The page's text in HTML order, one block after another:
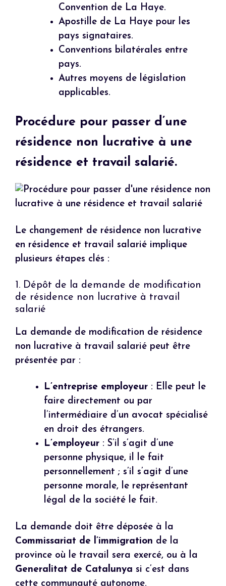
Convention de La Haye.
Apostille de La Haye pour les
pays signataires.
Conventions bilatérales entre
pays.
Autres moyens de législation
applicables.
Procédure pour passer d’une
résidence non lucrative à une
résidence et travail salarié.
Le changement de résidence non lucrative
en résidence et travail salarié implique
plusieurs étapes clés :
1. Dépôt de la demande de modification
de résidence non lucrative à travail
salarié
La demande de modification de résidence
non lucrative à travail salarié peut être
présentée par :
L’entreprise employeur : Elle peut le
faire directement ou par
l’intermédiaire d’un avocat spécialisé
en droit des étrangers.
L’employeur : S’il s’agit d’une
personne physique, il le fait
personnellement ; s’il s’agit d’une
personne morale, le représentant
légal de la société le fait.
La demande doit être déposée à la
Commissariat de l’immigration de la
province où le travail sera exercé, ou à la
Generalitat de Catalunya si c’est dans
cette communauté autonome.